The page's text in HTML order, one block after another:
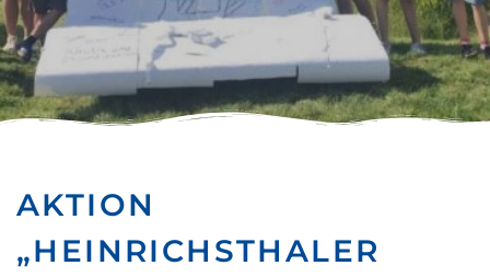
AKTION
„HEINRICHSTHALER